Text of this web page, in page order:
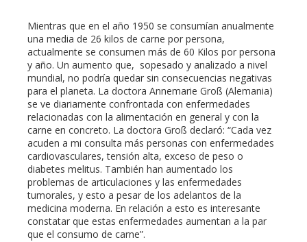
Mientras que en el año 1950 se consumían anualmente
una media de 26 kilos de carne por persona,
actualmente se consumen más de 60 Kilos por persona
y año. Un aumento que, sopesado y analizado a nivel
mundial, no podría quedar sin consecuencias negativas
para el planeta. La doctora Annemarie Groß (Alemania)
se ve diariamente confrontada con enfermedades
relacionadas con la alimentación en general y con la
carne en concreto. La doctora Groß declaró: “Cada vez
acuden a mi consulta más personas con enfermedades
cardiovasculares, tensión alta, exceso de peso o
diabetes melitus. También han aumentado los
problemas de articulaciones y las enfermedades
tumorales, y esto a pesar de los adelantos de la
medicina moderna. En relación a esto es interesante
constatar que estas enfermedades aumentan a la par
que el consumo de carne”.